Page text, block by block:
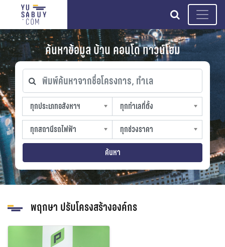
search
ค้นหาข้อมูล บ้าน คอนโด ทาวน์โฮม
พิมพ์ค้นหาจากชื่อโครงการ, ทำเล
ทุกประเภทอสังหาฯ
ทุกประเภทอสังหาฯ
sproperty
ทุกทำเลที่ตั้ง
ทุกทำเลที่ตั้ง
slocation
ทุกสถานีรถไฟฟ้า
ทุกสถานีรถไฟฟ้า
strain-station
ทุกช่วงราคา
ทุกช่วงราคา
sprice
ค้นหา
พฤกษา ปรับโครงสร้างองค์กร